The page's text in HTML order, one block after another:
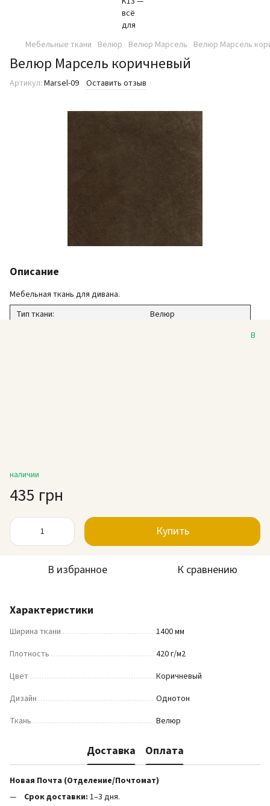
Мебельные ткани Велюр Велюр Марсель Велюр Марсель
Велюр Марсель коричневый
Артикул: Marsel-09 Оставить отзыв
Описание
Мебельная ткань для дивана.
Тип ткани:
Велюр
В
наличии
435 грн
Купить
В избранное К сравнению
Характеристики
Ширина ткани
1400 мм
Плотность
420 г/м2
Цвет
Коричневый
Дизайн
Однотон
Ткань
Велюр
Доставка Оплата
Новая Почта (Отделение/Почтомат)
Срок доставки: 1–3 дня.